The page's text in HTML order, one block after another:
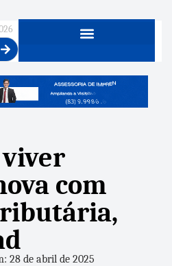
com
28 de abril de 2025